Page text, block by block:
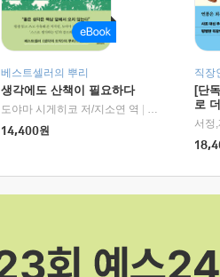
베스트셀러의 뿌리
생각에도 산책이 필요하다
도야마 시게히코 저/지소연 역
알에이치코리
14,400원
직장
[단
로